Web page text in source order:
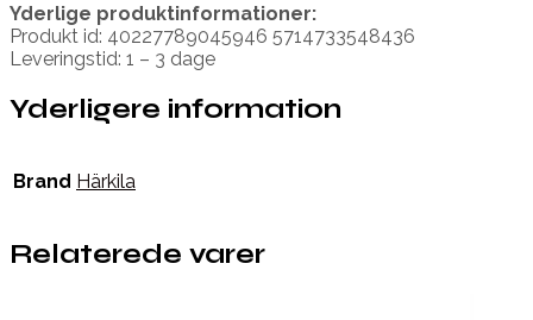
Yderlige produktinformationer:
Produkt id: 40227789045946 5714733548436
Leveringstid: 1 – 3 dage
Yderligere information
Brand Härkila
Relaterede varer